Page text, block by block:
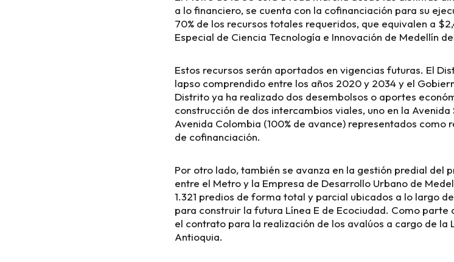
a lo financiero, se cuenta con la cofinanciación para su
70% de los recursos totales requeridos, que equivalen a
Especial de Ciencia Tecnología e Innovación de Medellín
Estos recursos serán aportados en vigencias futuras. El
lapso comprendido entre los años 2020 y 2034 y el
Distrito ya ha realizado dos desembolsos o aportes
construcción de dos intercambios viales, uno en la Avenida
Avenida Colombia (100% de avance) representados como
de cofinanciación.
Por otro lado, también se avanza en la gestión predial del
entre el Metro y la Empresa de Desarrollo Urbano de
1.321 predios de forma total y parcial ubicados a lo largo
para construir la futura Línea E de Ecociudad. Como
el contrato para la realización de los avalúos a cargo de la
Antioquia.